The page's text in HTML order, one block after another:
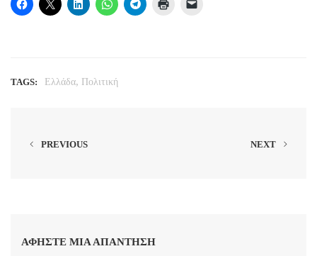
TAGS: Ελλάδα, Πολιτική
PREVIOUS NEXT
ΑΦΉΣΤΕ ΜΙΑ ΑΠΆΝΤΗΣΗ